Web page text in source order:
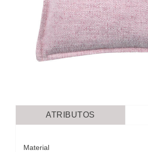
ATRIBUTOS
Material